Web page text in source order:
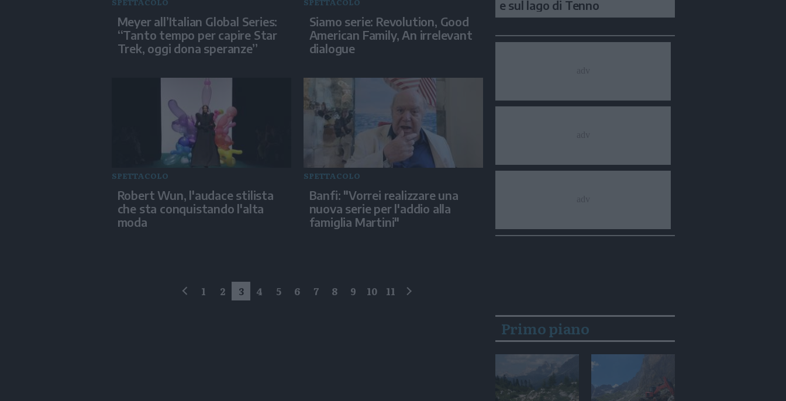
SPETTACOLO
Meyer all’Italian Global Series:
“Tanto tempo per capire Star
Trek, oggi dona speranze”
SPETTACOLO
Siamo serie: Revolution, Good
American Family, An irrelevant
dialogue
SPETTACOLO
Robert Wun, l'audace stilista
che sta conquistando l'alta
moda
SPETTACOLO
Banfi: "Vorrei realizzare una
nuova serie per l'addio alla
famiglia Martini"
precedente
1 2 3 4 5 6 7 8 9 10 11
e sul lago di Tenno
Primo piano